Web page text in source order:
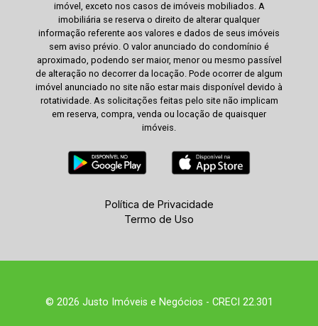
imóvel, exceto nos casos de imóveis mobiliados. A
imobiliária se reserva o direito de alterar qualquer
informação referente aos valores e dados de seus imóveis
sem aviso prévio. O valor anunciado do condomínio é
aproximado, podendo ser maior, menor ou mesmo passível
de alteração no decorrer da locação. Pode ocorrer de algum
imóvel anunciado no site não estar mais disponível devido à
rotatividade. As solicitações feitas pelo site não implicam
em reserva, compra, venda ou locação de quaisquer
imóveis.
Política de Privacidade
Termo de Uso
© 2026 Justo Imóveis e Negócios - CRECI 22.301